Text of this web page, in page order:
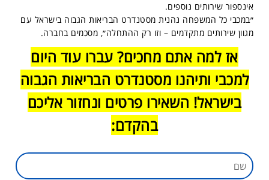
אינספור שירותים נוספים.
״במכבי כל המשפחה נהנית מסטנדרט הבריאות הגבוה בישראל עם
מגוון שירותים מתקדמים – וזו רק ההתחלה״, מסכמים בחברה.
אז למה אתם מחכים? עברו עוד היום
למכבי ותיהנו מסטנדרט הבריאות הגבוה
בישראל! השאירו פרטים ונחזור אליכם
בהקדם: